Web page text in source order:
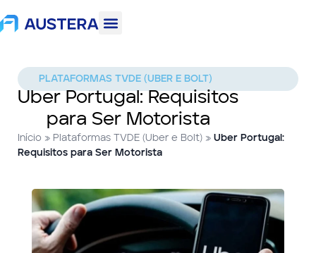
PLATAFORMAS TVDE (UBER E BOLT)
Uber Portugal: Requisitos
para Ser Motorista
Início » Plataformas TVDE (Uber e Bolt) » Uber Portugal:
Requisitos para Ser Motorista